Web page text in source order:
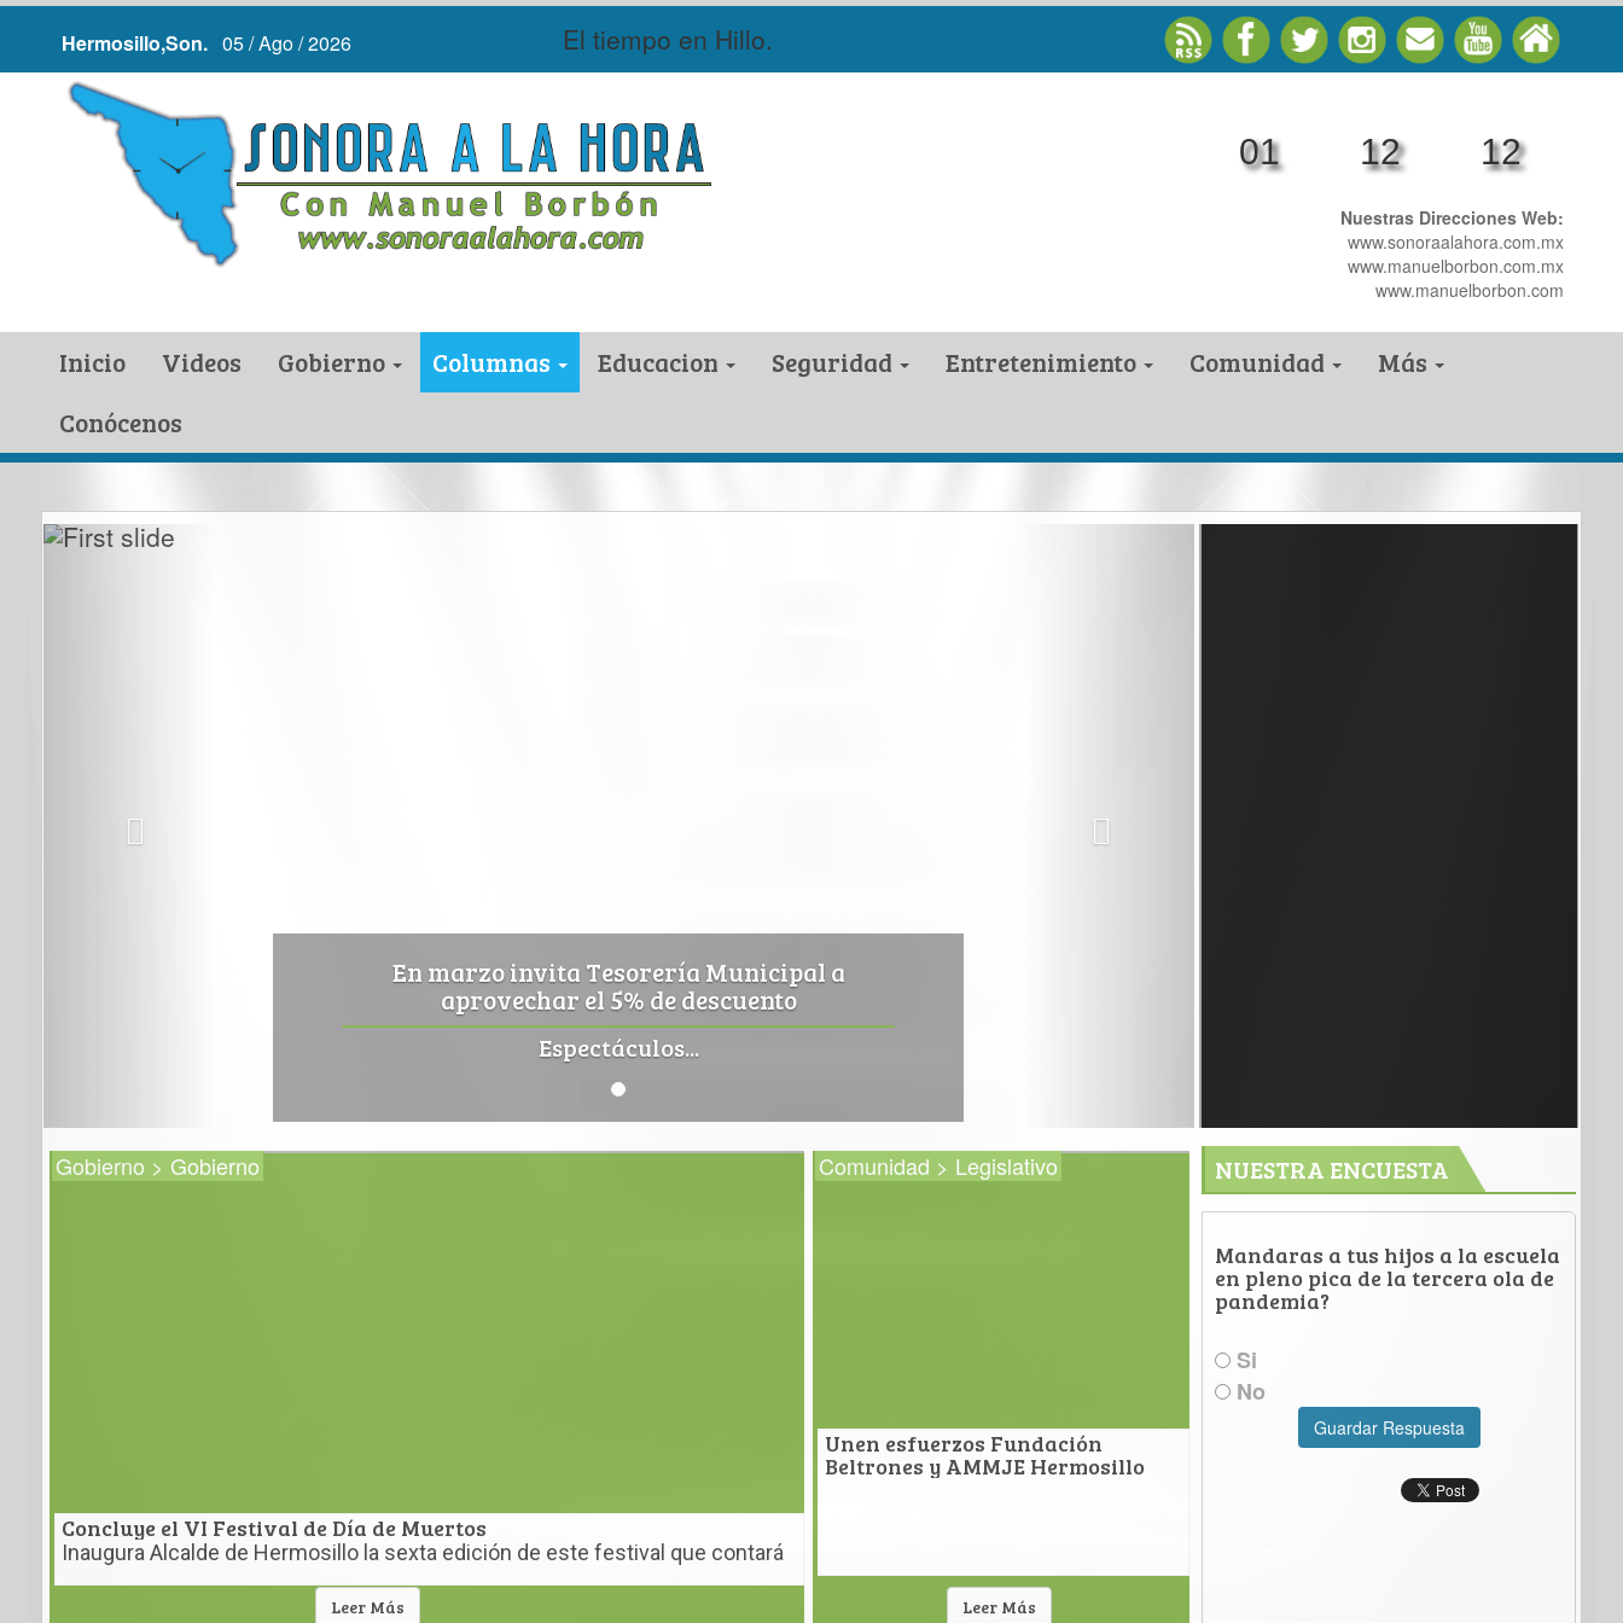
Hermosillo,Son.05 / Ago / 2026 El tiempo en Hillo.
01 12 13
Nuestras Direcciones Web:
www.sonoraalahora.com.mx
www.manuelborbon.com.mx
www.manuelborbon.com
Inicio Videos Gobierno Columnas Educacion Seguridad Entretenimiento Comunidad
Más
Conócenos
En marzo invita Tesorería Municipal a
aprovechar el 5% de descuento
Espectáculos...
Gobierno > Gobierno
Concluye el VI Festival de Día de Muertos
Inaugura Alcalde de Hermosillo la sexta edición de este festival que contará
Leer Más
Comunidad > Legislativo
Unen esfuerzos Fundación
Beltrones y AMMJE Hermosillo
Leer Más
NUESTRA ENCUESTA
Mandaras a tus hijos a la escuela
en pleno pica de la tercera ola de
pandemia?
Si
No
Guardar Respuesta